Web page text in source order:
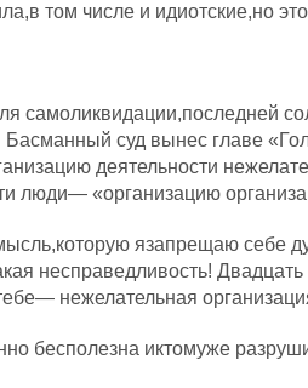
том числе и идиотские,но
самоликвидации,последней
Басманный суд вынес главе
деятельности
люди— «организацию
язапрещаю себе
несправедливость! Двадцать
нежелательная
бесполезна иктомуже